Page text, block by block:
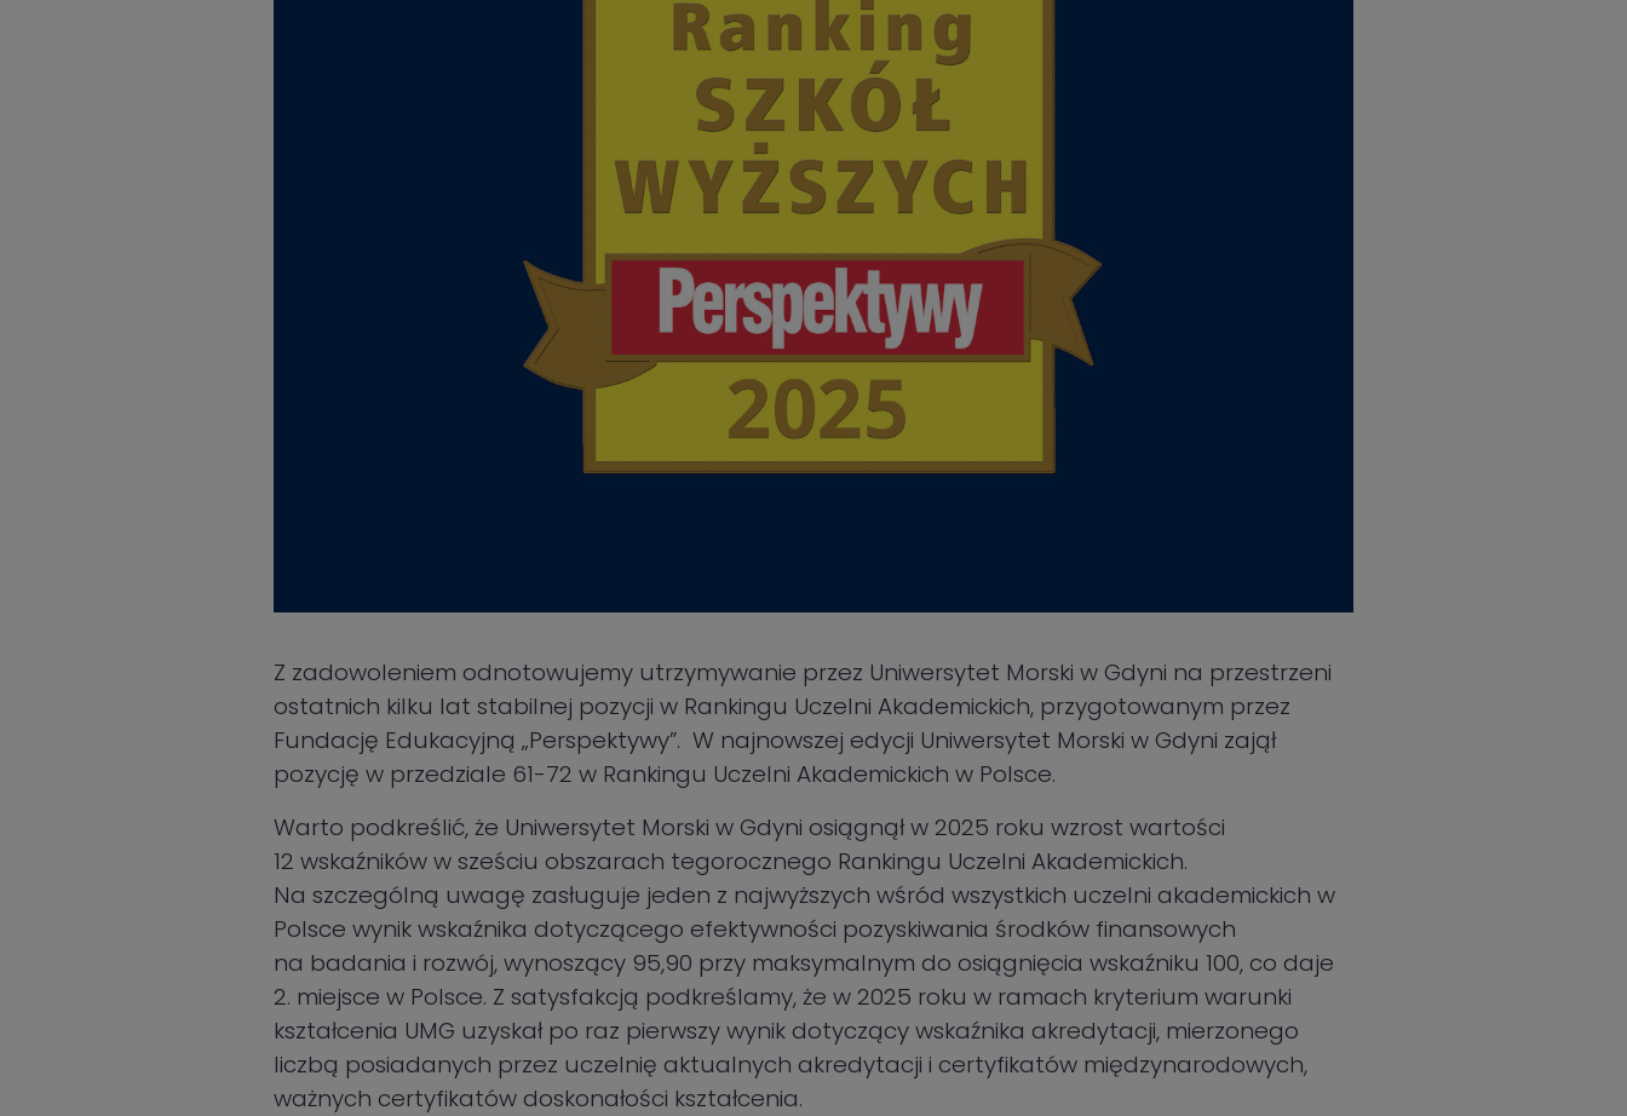
Z zadowoleniem odnotowujemy utrzymywanie przez Uniwersytet Morski w Gdyni na przestrzeni
ostatnich kilku lat stabilnej pozycji w Rankingu Uczelni Akademickich, przygotowanym przez
Fundację Edukacyjną „Perspektywy”. W najnowszej edycji Uniwersytet Morski w Gdyni zajął
pozycję w przedziale 61-72 w Rankingu Uczelni Akademickich w Polsce.
Warto podkreślić, że Uniwersytet Morski w Gdyni osiągnął w 2025 roku wzrost wartości
12 wskaźników w sześciu obszarach tegorocznego Rankingu Uczelni Akademickich.
Na szczególną uwagę zasługuje jeden z najwyższych wśród wszystkich uczelni akademickich w
Polsce wynik wskaźnika dotyczącego efektywności pozyskiwania środków finansowych
na badania i rozwój, wynoszący 95,90 przy maksymalnym do osiągnięcia wskaźniku 100, co daje
2. miejsce w Polsce. Z satysfakcją podkreślamy, że w 2025 roku w ramach kryterium warunki
kształcenia UMG uzyskał po raz pierwszy wynik dotyczący wskaźnika akredytacji, mierzonego
liczbą posiadanych przez uczelnię aktualnych akredytacji i certyfikatów międzynarodowych,
ważnych certyfikatów doskonałości kształcenia.